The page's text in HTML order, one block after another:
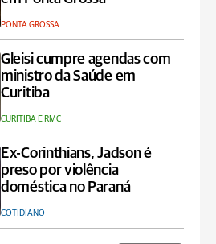
PONTA GROSSA
Gleisi cumpre agendas com
ministro da Saúde em
Curitiba
CURITIBA E RMC
Ex-Corinthians, Jadson é
preso por violência
doméstica no Paraná
COTIDIANO